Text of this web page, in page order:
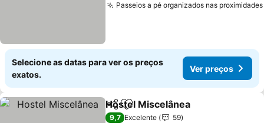
Passeios a pé organizados nas proximidades
Selecione as datas para ver os preços
exatos.
Ver preços
PartilharAdicionar aos favoritos
Hostel Miscelânea
9,7 Excelente
59